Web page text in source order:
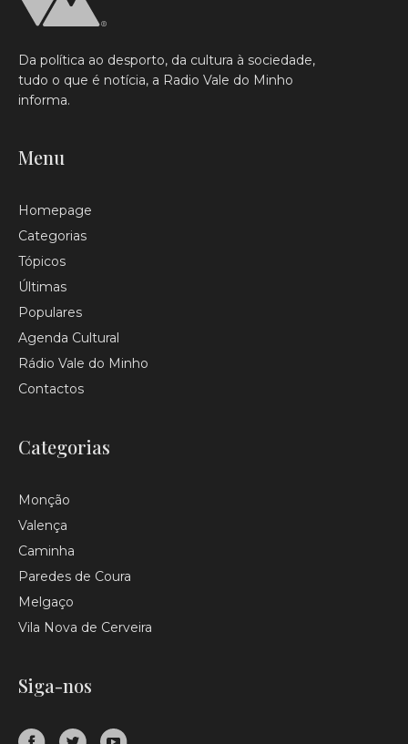
Da política ao desporto, da cultura à sociedade,
tudo o que é notícia, a Radio Vale do Minho
informa.
Menu
Homepage
Categorias
Tópicos
Últimas
Populares
Agenda Cultural
Rádio Vale do Minho
Contactos
Categorias
Monção
Valença
Caminha
Paredes de Coura
Melgaço
Vila Nova de Cerveira
Siga-nos